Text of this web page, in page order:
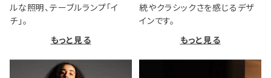
ルな照明、テーブルランプ「イ
チ」。
もっと見る
統やクラシックさを感じるデザ
インです。
もっと見る